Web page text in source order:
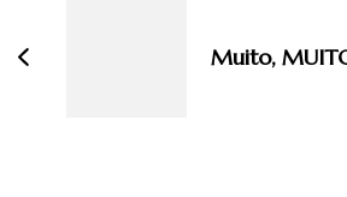
Muito,